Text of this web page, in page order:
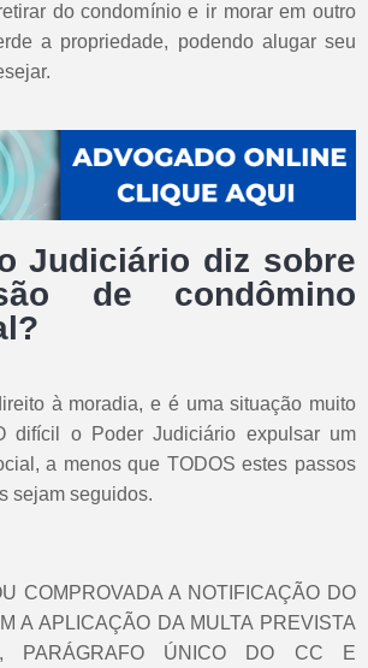
do condomínio e ir morar em outro
a propriedade, podendo alugar seu
Judiciário diz sobre
de condômino
à moradia, e é uma situação muito
difícil o Poder Judiciário expulsar um
a menos que TODOS estes passos
sejam seguidos.
COMPROVADA A NOTIFICAÇÃO DO
A APLICAÇÃO DA MULTA PREVISTA
PARÁGRAFO ÚNICO DO CC E